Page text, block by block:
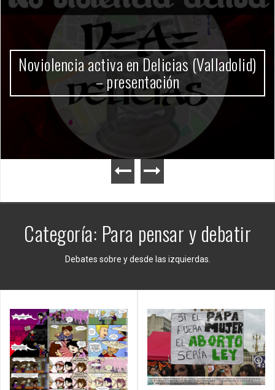
Gobierno Milei
Categoría: Para pensar y debatir
Debates sobre y desde las izquierdas.